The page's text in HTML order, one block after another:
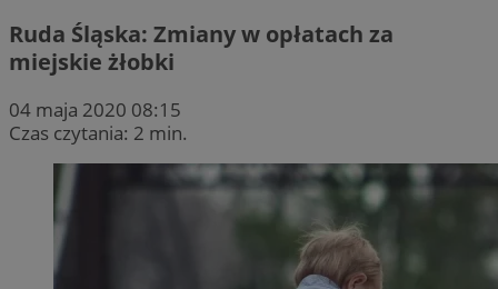
Ruda Śląska: Zmiany w opłatach za
miejskie żłobki
04 maja 2020 08:15
Czas czytania: 2 min.